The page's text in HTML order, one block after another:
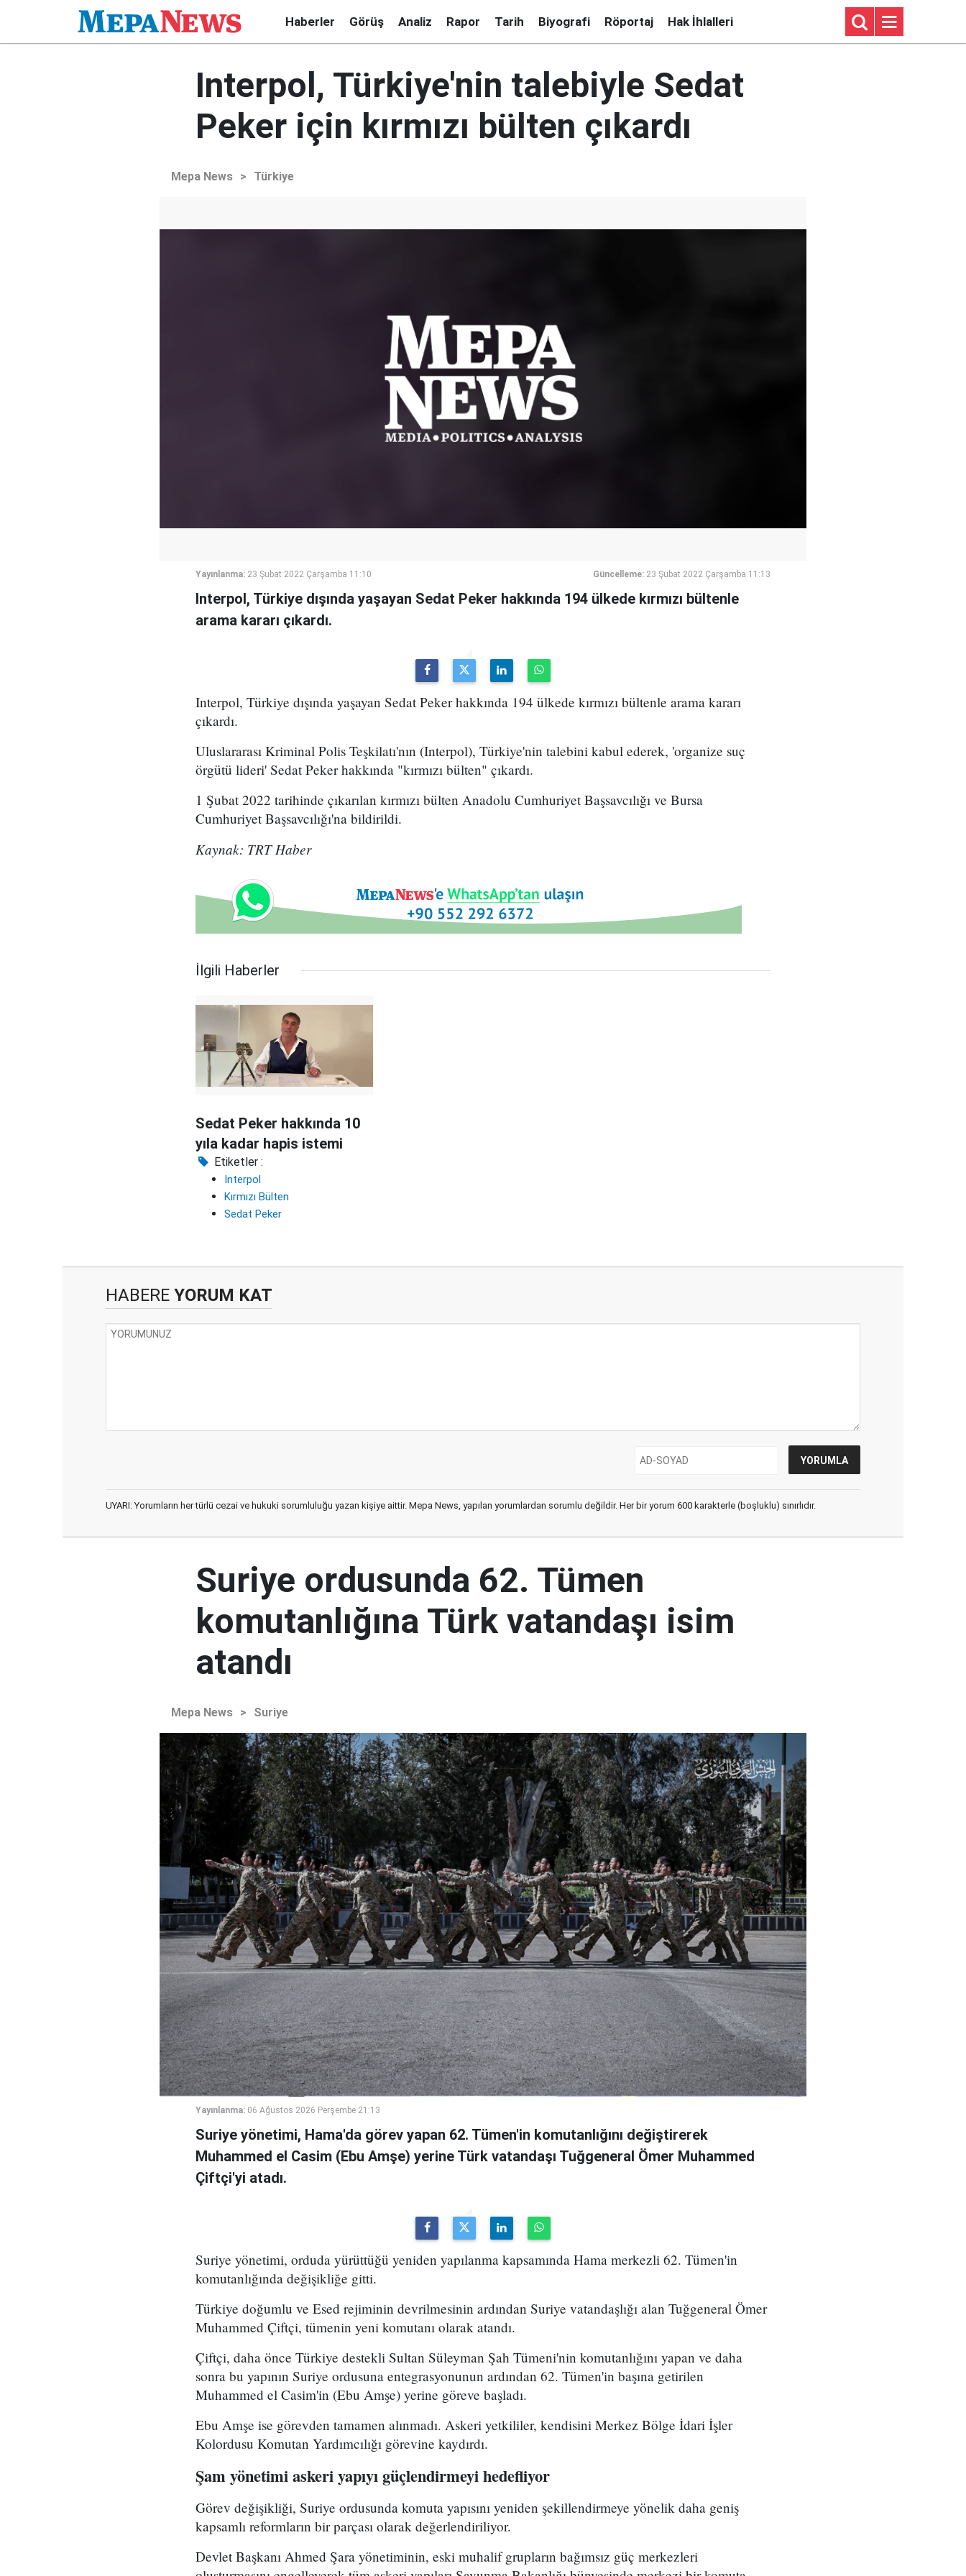
Haberler Görüş Analiz Rapor Tarih Biyografi Röportaj Hak İhlalleri
Interpol, Türkiye'nin talebiyle Sedat
Peker için kırmızı bülten çıkardı
Mepa News > Türkiye
Yayınlanma: 23 Şubat 2022 Çarşamba 11:10 Güncelleme: 23 Şubat 2022 Çarşamba 11:13
Interpol, Türkiye dışında yaşayan Sedat Peker hakkında 194 ülkede kırmızı bültenle
arama kararı çıkardı.
Interpol, Türkiye dışında yaşayan Sedat Peker hakkında 194 ülkede kırmızı bültenle arama kararı
çıkardı.
Uluslararası Kriminal Polis Teşkilatı'nın (Interpol), Türkiye'nin talebini kabul ederek, 'organize suç
örgütü lideri' Sedat Peker hakkında "kırmızı bülten" çıkardı.
1 Şubat 2022 tarihinde çıkarılan kırmızı bülten Anadolu Cumhuriyet Başsavcılığı ve Bursa
Cumhuriyet Başsavcılığı'na bildirildi.
Kaynak: TRT Haber
İlgili Haberler
Sedat Peker hakkında 10
yıla kadar hapis istemi
Etiketler :
Interpol
Kırmızı Bülten
Sedat Peker
HABERE YORUM KAT
UYARI: Yorumların her türlü cezai ve hukuki sorumluluğu yazan kişiye aittir. Mepa News, yapılan yorumlardan sorumlu değildir. Her bir yorum 600 karakterle (boşluklu) sınırlıdır.
Suriye ordusunda 62. Tümen
komutanlığına Türk vatandaşı isim
atandı
Mepa News > Suriye
Yayınlanma: 06 Ağustos 2026 Perşembe 21:13
Suriye yönetimi, Hama'da görev yapan 62. Tümen'in komutanlığını değiştirerek
Muhammed el Casim (Ebu Amşe) yerine Türk vatandaşı Tuğgeneral Ömer Muhammed
Çiftçi'yi atadı.
Suriye yönetimi, orduda yürüttüğü yeniden yapılanma kapsamında Hama merkezli 62. Tümen'in
komutanlığında değişikliğe gitti.
Türkiye doğumlu ve Esed rejiminin devrilmesinin ardından Suriye vatandaşlığı alan Tuğgeneral Ömer
Muhammed Çiftçi, tümenin yeni komutanı olarak atandı.
Çiftçi, daha önce Türkiye destekli Sultan Süleyman Şah Tümeni'nin komutanlığını yapan ve daha
sonra bu yapının Suriye ordusuna entegrasyonunun ardından 62. Tümen'in başına getirilen
Muhammed el Casim'in (Ebu Amşe) yerine göreve başladı.
Ebu Amşe ise görevden tamamen alınmadı. Askeri yetkililer, kendisini Merkez Bölge İdari İşler
Kolordusu Komutan Yardımcılığı görevine kaydırdı.
Şam yönetimi askeri yapıyı güçlendirmeyi hedefliyor
Görev değişikliği, Suriye ordusunda komuta yapısını yeniden şekillendirmeye yönelik daha geniş
kapsamlı reformların bir parçası olarak değerlendiriliyor.
Devlet Başkanı Ahmed Şara yönetiminin, eski muhalif grupların bağımsız güç merkezleri